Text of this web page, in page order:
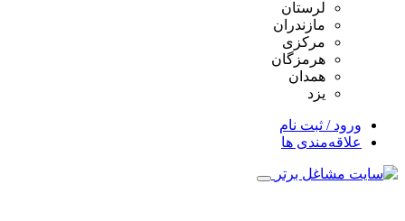
لرستان
مازندران
مرکزی
هرمزگان
همدان
یزد
ورود / ثبت نام
علاقه‌مندی ها